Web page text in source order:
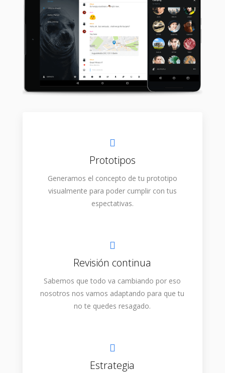
Prototipos
Generamos el concepto de tu prototipo
visualmente para poder cumplir con tus
espectativas.
Revisión continua
Sabemos que todo va cambiando por eso
nosotros nos vamos adaptando para que tu
no te quedes resagado.
Estrategia